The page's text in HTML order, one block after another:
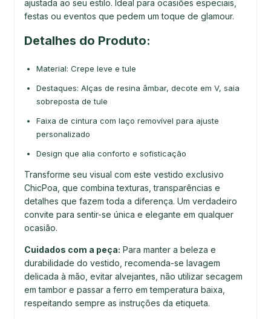
ajustada ao seu estilo. Ideal para ocasiões especiais,
festas ou eventos que pedem um toque de glamour.
Detalhes do Produto:
Material: Crepe leve e tule
Destaques: Alças de resina âmbar, decote em V, saia
sobreposta de tule
Faixa de cintura com laço removível para ajuste
personalizado
Design que alia conforto e sofisticação
Transforme seu visual com este vestido exclusivo
ChicPoa, que combina texturas, transparências e
detalhes que fazem toda a diferença. Um verdadeiro
convite para sentir-se única e elegante em qualquer
ocasião.
Cuidados com a peça: Para manter a beleza e
durabilidade do vestido, recomenda-se lavagem
delicada à mão, evitar alvejantes, não utilizar secagem
em tambor e passar a ferro em temperatura baixa,
respeitando sempre as instruções da etiqueta.